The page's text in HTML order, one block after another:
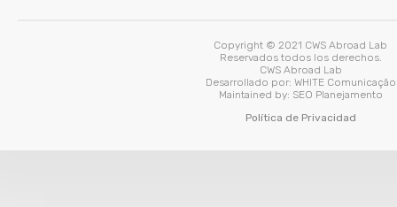
Copyright © 2021 CWS Abroad Lab
Reservados todos los derechos.
CWS Abroad Lab
Desarrollado por: WHITE Comunicação
Maintained by: SEO Planejamento
Política de Privacidad